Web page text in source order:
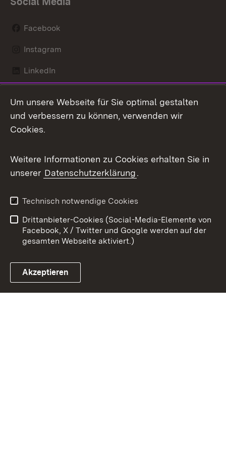
Facebook
Instagram
LinkedIn
X / Twitter
Youtube
Link zum Landesportal
Kontakt
Datenschutz
Barrierefreiheit
Impressum
Cookies
Um unsere Webseite für Sie optimal gestalten
und verbessern zu können, verwenden wir
Cookies.
Weitere Informationen zu Cookies erhalten Sie in
unserer Datenschutzerklärung.
Technisch notwendige Cookies
Drittanbieter-Cookies (Social-Media-Elemente von
Facebook, X / Twitter und Google werden auf der
gesamten Webseite aktiviert.)
Akzeptieren